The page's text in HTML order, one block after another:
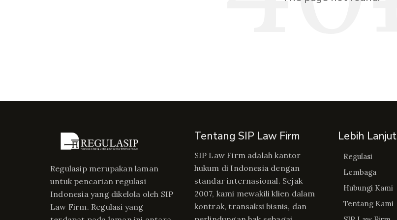
Regulasip merupakan laman
untuk pencarian regulasi
Indonesia yang dikelola oleh SIP
Law Firm. Regulasi yang
Tentang SIP Law Firm
SIP Law Firm adalah kantor
hukum di Indonesia dengan
standar internasional. Sejak
2007, kami mewakili klien dalam
kontrak, transaksi bisnis, dan
Lebih Lanjut
Regulasi
Lembaga
Hubungi Kami
Tentang Kami